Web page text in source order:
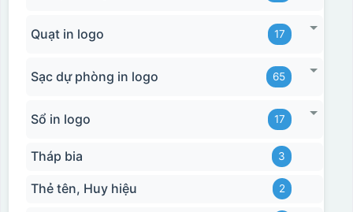
Hộp xi biểu trưng
Quạt in logo 17
Sạc dự phòng in logo 65
Sổ in logo 17
Tháp bia 3
Thẻ tên, Huy hiệu 2